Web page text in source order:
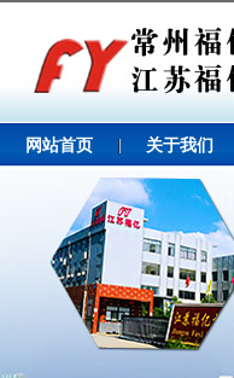
网站首页 关于我们